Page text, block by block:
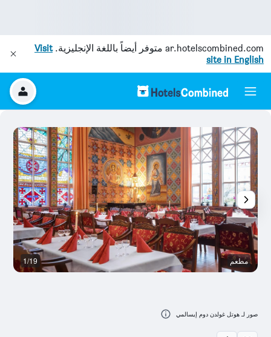
ar.hotelscombined.com متوفر أيضاً باللغة الإنجليزية.Visit
site in English
مطعم 1/19
صور لـ هوتل غولدن دوم إيسالمي